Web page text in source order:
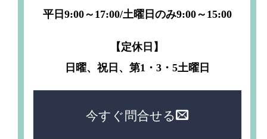
平日9:00～17:00/土曜日のみ9:00～15:00
【定休日】
日曜、祝日、第1・3・5土曜日
今すぐ問合せる